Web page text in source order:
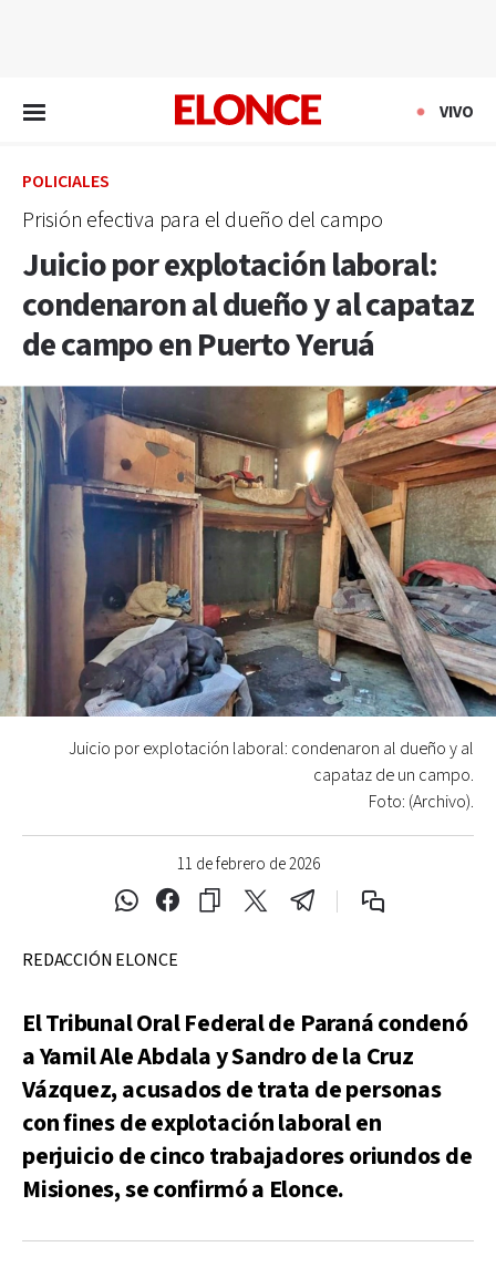
VIVO
POLICIALES
Prisión efectiva para el dueño del campo
Juicio por explotación laboral:
condenaron al dueño y al capataz
de campo en Puerto Yeruá
11 de febrero de 2026
Juicio por explotación laboral: condenaron al dueño y al
capataz de un campo.
Foto: (Archivo).
REDACCIÓN ELONCE
El Tribunal Oral Federal de Paraná condenó
a Yamil Ale Abdala y Sandro de la Cruz
Vázquez, acusados de trata de personas
con fines de explotación laboral en
perjuicio de cinco trabajadores oriundos de
Misiones, se confirmó a Elonce.